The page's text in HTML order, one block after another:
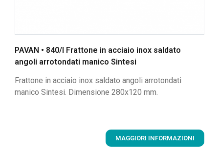
PAVAN • 840/I Frattone in acciaio inox saldato
angoli arrotondati manico Sintesi
Frattone in acciaio inox saldato angoli arrotondati
manico Sintesi. Dimensione 280x120 mm.
MAGGIORI INFORMAZIONI